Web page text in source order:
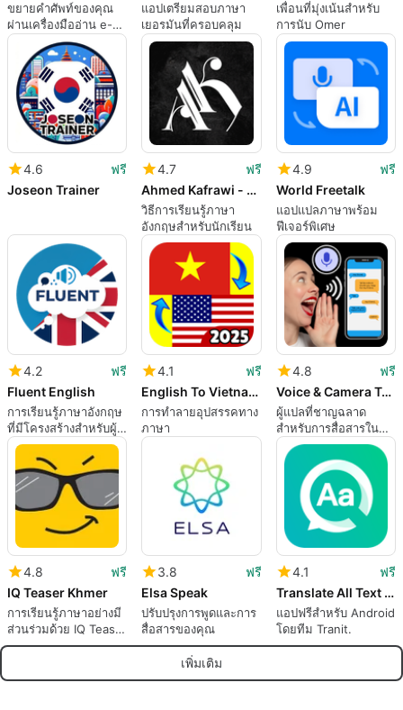
ขยายคำศัพท์ของคุณ
ผ่านเครื่องมืออ่าน e-
book แบบโต้ตอบ
แอปเตรียมสอบภาษา
เยอรมันที่ครอบคลุม
เพื่อนที่มุ่งเน้นสำหรับ
การนับ Omer
4.6
ฟรี
Joseon Trainer
4.7
ฟรี
Ahmed Kafrawi - احمد الكفراوي
วิธีการเรียนรู้ภาษา
อังกฤษสำหรับนักเรียน
4.9
ฟรี
World Freetalk
แอปแปลภาษาพร้อม
ฟีเจอร์พิเศษ
4.2
ฟรี
Fluent English
การเรียนรู้ภาษาอังกฤษ
ที่มีโครงสร้างสำหรับผู้
เริ่มต้น
4.1
ฟรี
English To Vietnamese
การทำลายอุปสรรคทาง
ภาษา
4.8
ฟรี
Voice & Camera Translator
ผู้แปลที่ชาญฉลาด
สำหรับการสื่อสารใน
ชีวิตประจำวัน
4.8
ฟรี
IQ Teaser Khmer
การเรียนรู้ภาษาอย่างมี
ส่วนร่วมด้วย IQ Teaser
Khmer
3.8
ฟรี
Elsa Speak
ปรับปรุงการพูดและการ
สื่อสารของคุณ
4.1
ฟรี
Translate All Text Voice Translator - Tranit
แอปฟรีสำหรับ Android
โดยทีม Tranit.
เพิ่มเติม